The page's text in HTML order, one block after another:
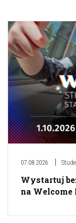
07.08.2026
Wystartuj
na Welcome